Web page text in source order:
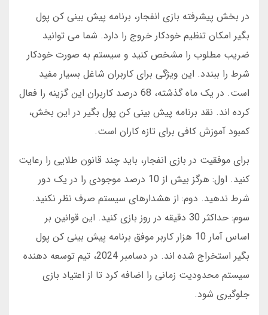
در بخش پیشرفته بازی انفجار، برنامه پیش بینی کن پول
بگیر امکان تنظیم خودکار خروج را دارد. شما می توانید
ضریب مطلوب را مشخص کنید و سیستم به صورت خودکار
شرط را ببندد. این ویژگی برای کاربران شاغل بسیار مفید
است. در یک ماه گذشته، 68 درصد کاربران این گزینه را فعال
کرده اند. نقد برنامه پیش بینی کن پول بگیر در این بخش،
کمبود آموزش کافی برای تازه کاران است.
برای موفقیت در بازی انفجار، باید چند قانون طلایی را رعایت
کنید. اول: هرگز بیش از 10 درصد موجودی را در یک دور
شرط ندهید. دوم: از هشدارهای سیستم صرف نظر نکنید.
سوم: حداکثر 30 دقیقه در روز بازی کنید. این قوانین بر
اساس آمار 10 هزار کاربر موفق برنامه پیش بینی کن پول
بگیر استخراج شده اند. در دسامبر 2024، تیم توسعه دهنده
سیستم محدودیت زمانی را اضافه کرد تا از اعتیاد بازی
جلوگیری شود.